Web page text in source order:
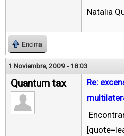
Natalia
Encima
1 Noviembre, 2009 - 18:03
Quantum tax
Re: